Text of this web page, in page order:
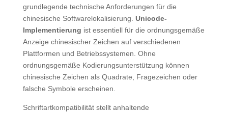
grundlegende technische Anforderungen für die
chinesische Softwarelokalisierung. Unicode-
Implementierung ist essentiell für die ordnungsgemäße
Anzeige chinesischer Zeichen auf verschiedenen
Plattformen und Betriebssystemen. Ohne
ordnungsgemäße Kodierungsunterstützung können
chinesische Zeichen als Quadrate, Fragezeichen oder
falsche Symbole erscheinen.
Schriftartkompatibilität stellt anhaltende